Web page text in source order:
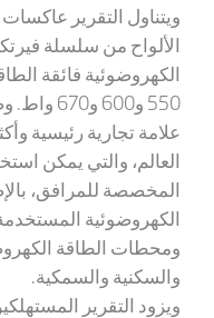
ويتناول التقرير عاكسات
الألواح من سلسلة
الكهروضوئية فائقة
العالم، والتي يمكن
المخصصة للمرافق،
الكهروضوئية
ومحطات الطاقة
والسكنية والسمكية.
ويزود التقرير